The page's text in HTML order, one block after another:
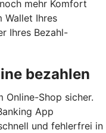
mehr Komfort
Wallet Ihres
Ihres Bezahl-
bezahlen
Online-Shop sicher.
App
und fehlerfrei in